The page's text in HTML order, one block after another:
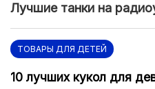
Лучшие танки на
ТОВАРЫ ДЛЯ ДЕТЕЙ
10 лучших кукол для